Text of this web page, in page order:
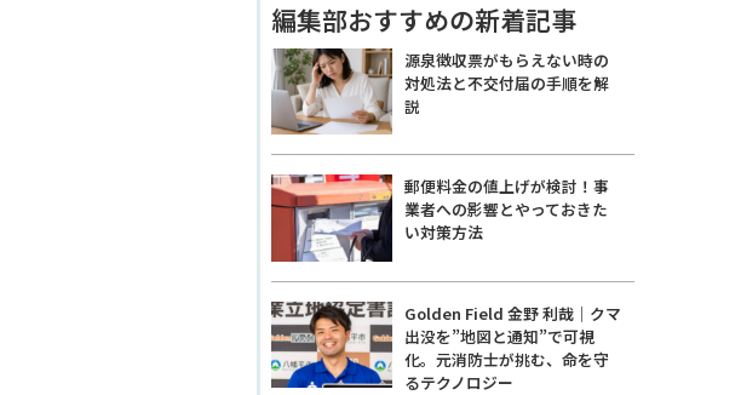
編集部おすすめの新着記事
源泉徴収票がもらえない時の
対処法と不交付届の手順を解
説
郵便料金の値上げが検討！事
業者への影響とやっておきた
い対策方法
Golden Field 金野 利哉｜クマ
出没を”地図と通知”で可視
化。元消防士が挑む、命を守
るテクノロジー